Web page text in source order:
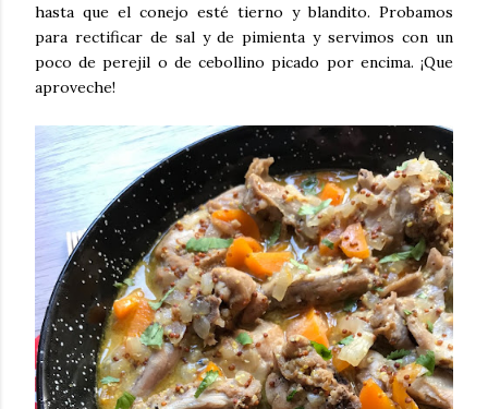
hasta que el conejo esté tierno y blandito. Probamos
para rectificar de sal y de pimienta y servimos con un
poco de perejil o de cebollino picado por encima. ¡Que
aproveche!